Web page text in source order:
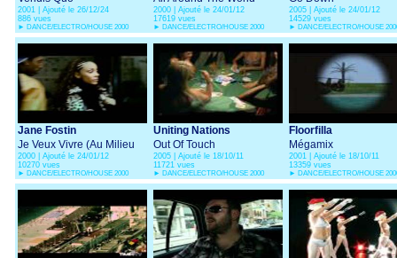
2001 | Ajouté le 26/12/24
886 vues
► DANCE/ELECTRO/HOUSE 2000
2000 | Ajouté le 24/01/12
17619 vues
► DANCE/ELECTRO/HOUSE 2000
2005 | Ajouté le 24/01/12
14529 vues
► DANCE/ELECTRO/HOUSE
Jane Fostin
Je Veux Vivre (Au Milieu
De La Musique)
2000 | Ajouté le 24/01/12
10270 vues
► DANCE/ELECTRO/HOUSE 2000
Uniting Nations
Out Of Touch
2005 | Ajouté le 18/10/11
11721 vues
► DANCE/ELECTRO/HOUSE 2000
Floorfilla
Mégamix
2001 | Ajouté le 18/10/11
13359 vues
► DANCE/ELECTRO/HOUSE